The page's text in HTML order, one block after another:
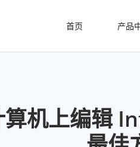
首页 产品
算机上编辑